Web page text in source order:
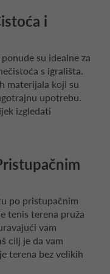
i
su idealne za
s igrališta.
materijala koji su
upotrebu.
izgledati
po pristupačnim
tenis terena pruža
vam
cilj je da vam
terena bez velikih